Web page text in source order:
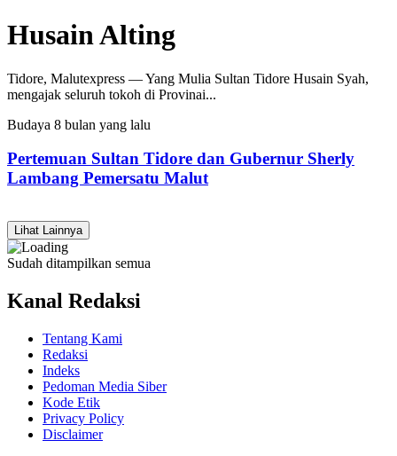
Husain Alting
Tidore, Malutexpress — Yang Mulia Sultan Tidore Husain Syah,
mengajak seluruh tokoh di Provinai...
Budaya 8 bulan yang lalu
Pertemuan Sultan Tidore dan Gubernur Sherly
Lambang Pemersatu Malut
Lihat Lainnya
Sudah ditampilkan semua
Kanal Redaksi
Tentang Kami
Redaksi
Indeks
Pedoman Media Siber
Kode Etik
Privacy Policy
Disclaimer